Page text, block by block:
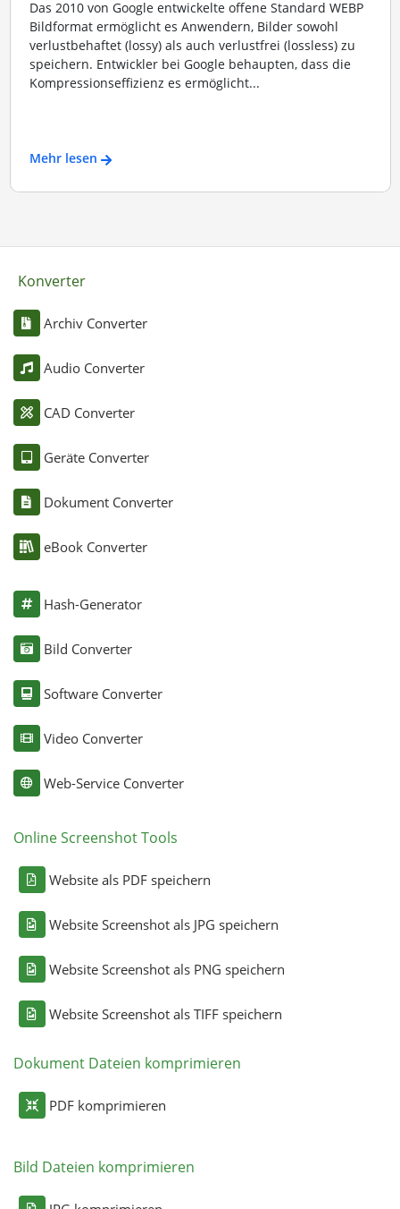
Das 2010 von Google entwickelte offene Standard WEBP
Bildformat ermöglicht es Anwendern, Bilder sowohl
verlustbehaftet (lossy) als auch verlustfrei (lossless) zu
speichern. Entwickler bei Google behaupten, dass die
Kompressionseffizienz es ermöglicht...
Mehr lesen
Konverter
Archiv Converter
Audio Converter
CAD Converter
Geräte Converter
Dokument Converter
eBook Converter
Hash-Generator
Bild Converter
Software Converter
Video Converter
Web-Service Converter
Online Screenshot Tools
Website als PDF speichern
Website Screenshot als JPG speichern
Website Screenshot als PNG speichern
Website Screenshot als TIFF speichern
Dokument Dateien komprimieren
PDF komprimieren
Bild Dateien komprimieren